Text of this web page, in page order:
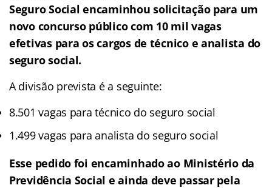
Seguro Social encaminhou solicitação para um
novo concurso público com 10 mil vagas
efetivas para os cargos de técnico e analista do
seguro social.
A divisão prevista é a seguinte:
8.501 vagas para técnico do seguro social
1.499 vagas para analista do seguro social
Esse pedido foi encaminhado ao Ministério da
Previdência Social e ainda deve passar pela